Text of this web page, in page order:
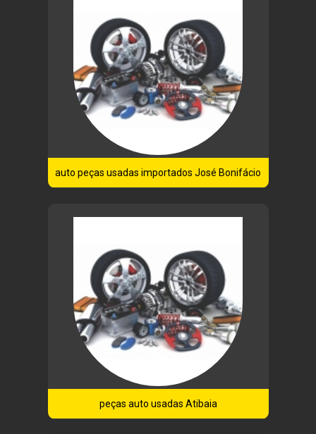
auto peças usadas importados José Bonifácio
peças auto usadas Atibaia